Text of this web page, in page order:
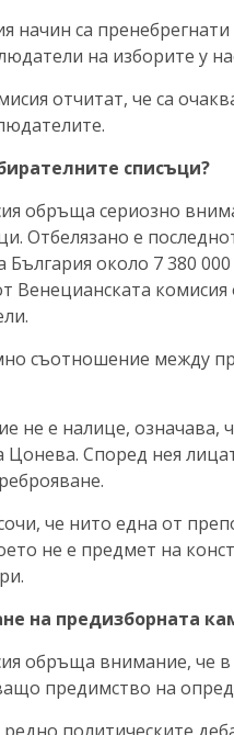
начин са
на изборите у
отчитат, че са
списъци?
обръща сериозно
Отбелязано е
около 7 380
Венецианската
съотношение между
не е налице, означава,
Според нея
че нито една от
не е предмет на
на предизборната
обръща внимание, че в
предимство на